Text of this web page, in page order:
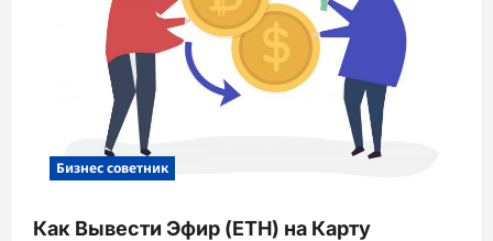
Бизнес советник
Как Вывести Эфир (ETH) на Карту